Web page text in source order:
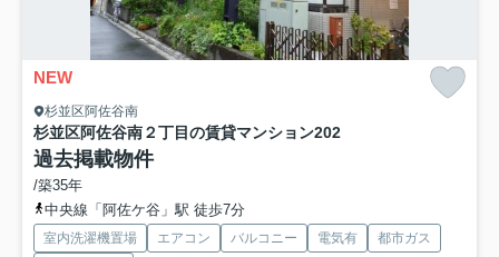
NEW
杉並区阿佐谷南
杉並区阿佐谷南２丁目の賃貸マンション202
過去掲載物件
/築35年
中央線「阿佐ケ谷」駅 徒歩7分
室内洗濯機置場 エアコン バルコニー 電気有
都市ガス